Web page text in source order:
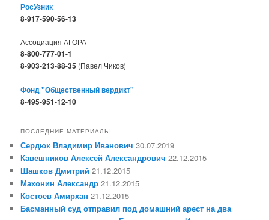
РосУзник
8-917-590-56-13
Ассоциация АГОРА
8-800-777-01-1
8-903-213-88-35 (Павел Чиков)
Фонд "Общественный вердикт"
8-495-951-12-10
ПОСЛЕДНИЕ МАТЕРИАЛЫ
Сердюк Владимир Иванович 30.07.2019
Кавешников Алексей Александрович 22.12.2015
Шашков Дмитрий 21.12.2015
Махонин Александр 21.12.2015
Костоев Амирхан 21.12.2015
Басманный суд отправил под домашний арест на два